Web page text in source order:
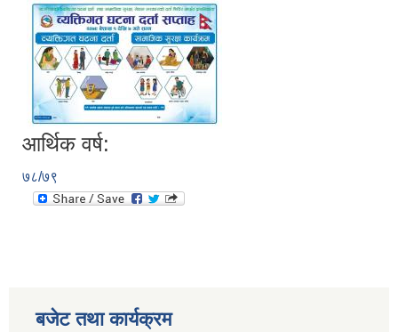
आर्थिक वर्ष:
७८/७९
बजेट तथा कार्यक्रम